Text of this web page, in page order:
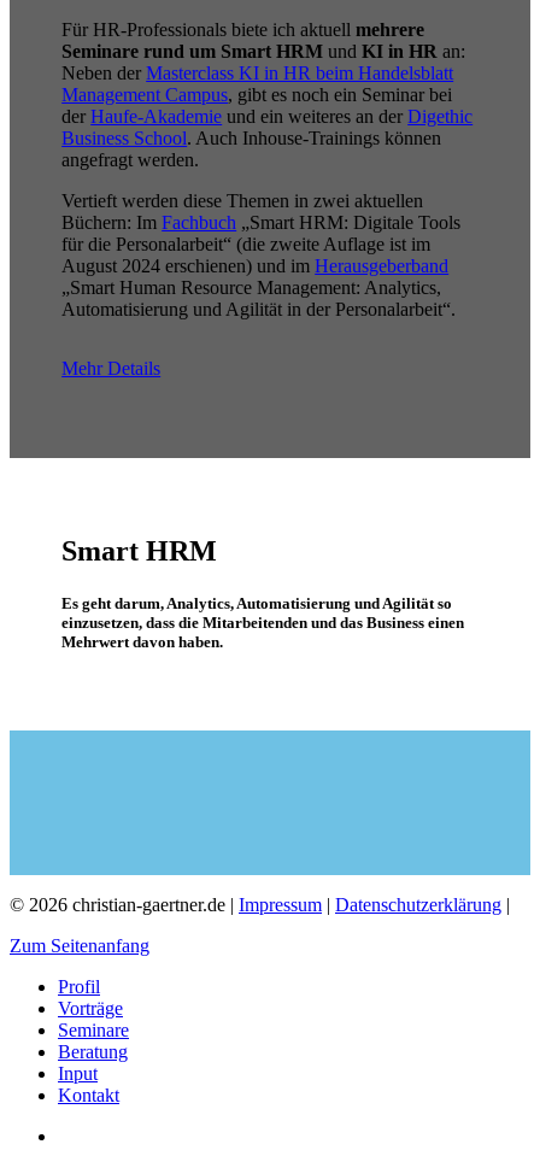
Für HR-Professionals biete ich aktuellmehrere
Seminare rund um Smart HRM undKI in HR an:
Neben derMasterclass KI in HR beim Handelsblatt
Management Campus, gibt es noch ein Seminar bei
derHaufe-Akademie und ein weiteres an derDigethic
Business School. Auch Inhouse-Trainings können
angefragt werden.
Vertieft werden diese Themen in zwei aktuellen
Büchern: ImFachbuch „Smart HRM: Digitale Tools
für die Personalarbeit“ (die zweite Auflage ist im
August 2024 erschienen) und imHerausgeberband
„Smart Human Resource Management: Analytics,
Automatisierung und Agilität in der Personalarbeit“.
Mehr Details
Smart HRM
Es geht darum, Analytics, Automatisierung und Agilität so
einzusetzen, dass die Mitarbeitenden und das Business einen
Mehrwert davon haben.
© 2026 christian-gaertner.de | Impressum | Datenschutzerklärung |
Zum Seitenanfang
Profil
Vorträge
Seminare
Beratung
Input
Kontakt